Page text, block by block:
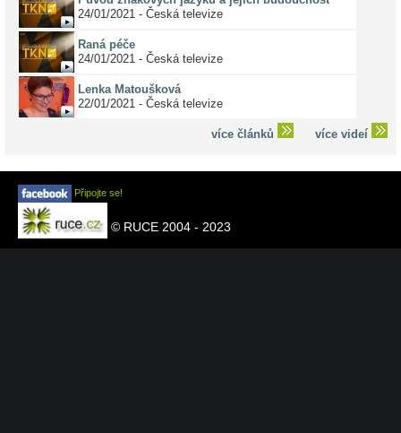
24/01/2021 - Česká televize
Raná péče
24/01/2021 - Česká televize
Lenka Matoušková
22/01/2021 - Česká televize
více článků více videí
Připojte se!
© RUCE 2004 - 2023